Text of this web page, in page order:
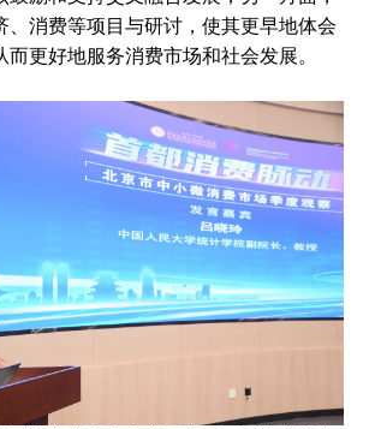
、消费等项目与研讨，使其更早地体会
而更好地服务消费市场和社会发展。